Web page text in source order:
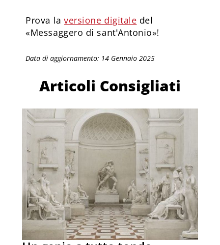
Prova laversione digitale del
«Messaggero di sant'Antonio»!
Data di aggiornamento: 14 Gennaio 2025
Articoli Consigliati